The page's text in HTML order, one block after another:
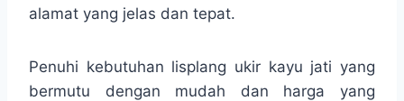
alamat yang jelas dan tepat.
Penuhi kebutuhan lisplang ukir kayu jati yang
bermutu dengan mudah dan harga yang